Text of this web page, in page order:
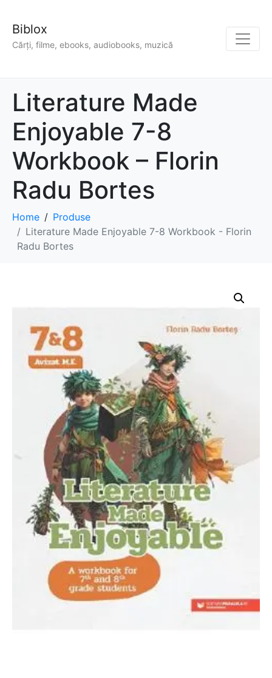
Biblox
Cărți, filme, ebooks, audiobooks, muzică
Literature Made
Enjoyable 7-8
Workbook – Florin
Radu Bortes
Home
Produse
Literature Made Enjoyable 7-8 Workbook - Florin
Radu Bortes